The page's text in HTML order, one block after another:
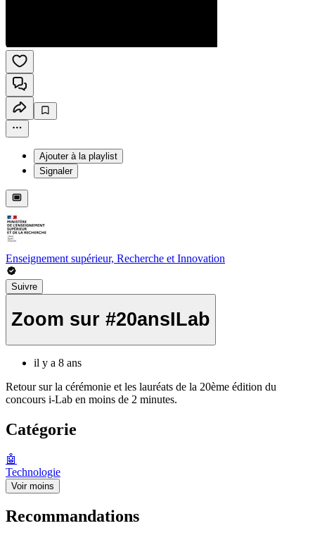
Ajouter à la playlist
Signaler
Enseignement supérieur, Recherche et Innovation
Suivre
Zoom sur #20ansILab
il y a 8 ans
Retour sur la cérémonie et les lauréats de la 20ème édition du
concours i-Lab en moins de 2 minutes.
Catégorie
🤖
Technologie
Voir moins
Recommandations